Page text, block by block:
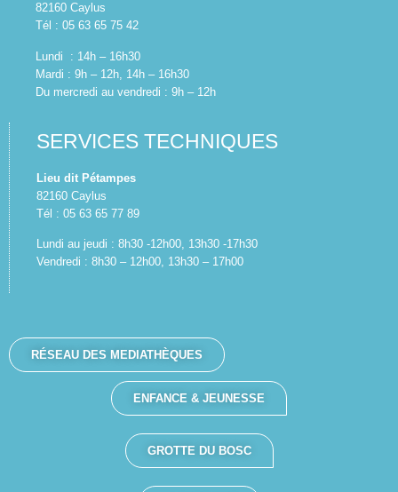
82160 Caylus
Tél : 05 63 65 75 42
Lundi : 14h – 16h30
Mardi : 9h – 12h, 14h – 16h30
Du mercredi au vendredi : 9h – 12h
SERVICES TECHNIQUES
Lieu dit Pétampes
82160 Caylus
Tél : 05 63 65 77 89
Lundi au jeudi : 8h30 -12h00, 13h30 -17h30
Vendredi : 8h30 – 12h00, 13h30 – 17h00
RÉSEAU DES MEDIATHÈQUES
ENFANCE & JEUNESSE
GROTTE DU BOSC